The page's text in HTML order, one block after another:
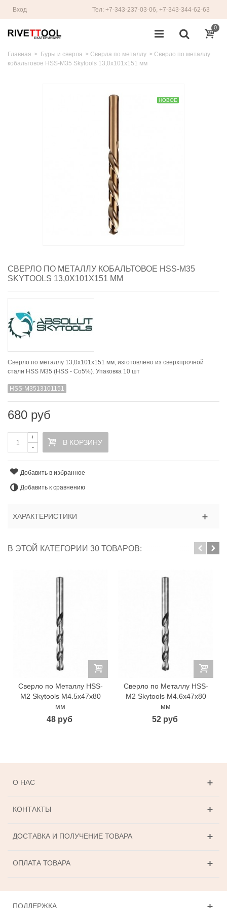
Вход Тел: +7-343-237-03-06, +7-343-344-62-63
0
Главная > Буры и сверла > Сверла по металлу > Сверло по металлу
кобальтовое HSS-M35 Skytools 13,0х101х151 мм
НОВОЕ
СВЕРЛО ПО МЕТАЛЛУ КОБАЛЬТОВОЕ HSS-M35
SKYTOOLS 13,0Х101Х151 ММ
Сверло по металлу 13,0x101x151 мм, изготовлено из сверxпрочной
стали HSS M35 (HSS - Co5%). Упаковка 10 шт
HSS-М3513101151
680 руб
-
+
В КОРЗИНУ
Добавить в избранное
Добавить к сравнению
ХАРАКТЕРИСТИКИ
В ЭТОЙ КАТЕГОРИИ 30 ТОВАРОВ:
Сверло по Металлу HSS-
M2 Skytools М4.5х47х80
мм
48 руб
Сверло по Металлу HSS-
M2 Skytools М4.6х47х80
мм
52 руб
О НАС
КОНТАКТЫ
ДОСТАВКА И ПОЛУЧЕНИЕ ТОВАРА
ОПЛАТА ТОВАРА
ПОДДЕРЖКА